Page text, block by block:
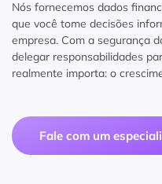
Nós fornecemos dados
que você tome decisões
empresa. Com a segurança
delegar responsabilidades
realmente importa: o
Fale com um